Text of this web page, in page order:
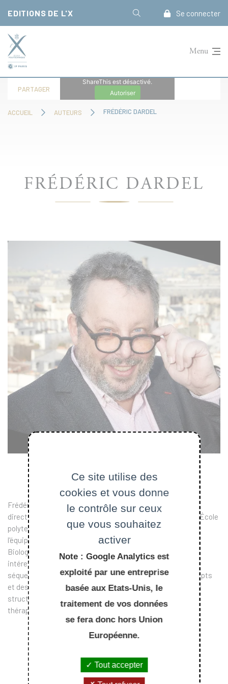
EDITIONS DE L'X Se connecter
Menu
ACCUEIL AUTEURS FRÉDÉRIC DARDEL
PARTAGER
ShareThis est désactivé.
Autoriser
FRÉDÉRIC DARDEL
Frédéric Dardel, ancien élève de l'École polytechnique, est
directeur de recherche au CNRS et professeur de cours à l'École
polytechnique. À la faculté de pharmacie, à Paris, il dirige
l'équipe de RMN du laboratoire de Cristallographie et RMN
Biologiques. Biologiste moléculaire de formation, il s'est
intéressé dèds ses débuts à l'analyse informatique des
séquences Biologiques, à la fois du point de vue des concepts
et des applications. Ses travaux actuels portent sur l'étude
structurale et fonctionnelle de biomolécules d'intérêt
thérapeutique.
Ce site utilise des
cookies et vous donne
le contrôle sur ceux
que vous souhaitez
activer
Note : Google Analytics est
exploité par une entreprise
basée aux Etats-Unis, le
traitement de vos données
se fera donc hors Union
Européenne.
Tout accepter